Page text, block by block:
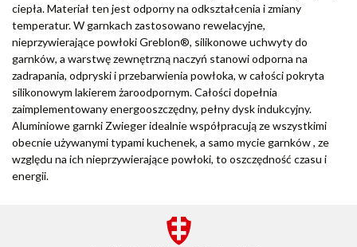
ciepła. Materiał ten jest odporny na odkształcenia i zmiany
temperatur. W garnkach zastosowano rewelacyjne,
nieprzywierające powłoki Greblon®, silikonowe uchwyty do
garnków, a warstwę zewnętrzną naczyń stanowi odporna na
zadrapania, odpryski i przebarwienia powłoka, w całości pokryta
silikonowym lakierem żaroodpornym. Całości dopełnia
zaimplementowany energooszczędny, pełny dysk indukcyjny.
Aluminiowe garnki Zwieger idealnie współpracują ze wszystkimi
obecnie używanymi typami kuchenek, a samo mycie garnków , ze
względu na ich nieprzywierające powłoki, to oszczędność czasu i
energii.